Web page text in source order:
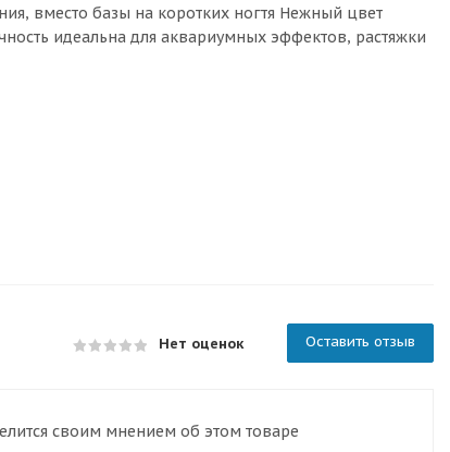
вместо базы на коротких ногтя Нежный цвет
идеальна для аквариумных эффектов, растяжки
Нет оценок Оставить отзыв
своим мнением об этом товаре